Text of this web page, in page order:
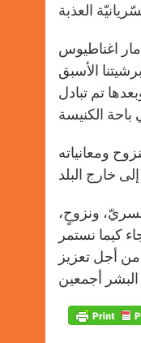
مار اغناطيوس
الأسبق
تم تبادل
ومعانياته
ونزوحٍ،
كيما نستمر
من أجل تعزيز